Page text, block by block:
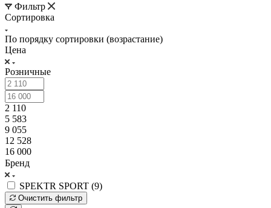
Фильтр
Сортировка
По порядку сортировки (возрастание)
Цена
Розничные
2 110
5 583
9 055
12 528
16 000
Бренд
SPEKTR SPORT (9)
Очистить фильтр